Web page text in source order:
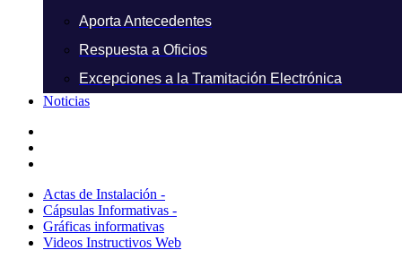
Aporta Antecedentes
Respuesta a Oficios
Excepciones a la Tramitación Electrónica
Noticias
Actas de Instalación -
Cápsulas Informativas -
Gráficas informativas
Videos Instructivos Web